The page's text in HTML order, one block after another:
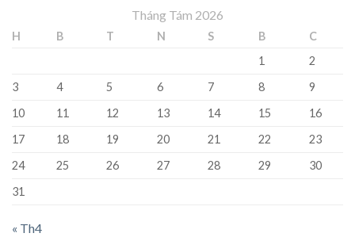
Tháng Tám 2026
H B T N S B
C
1
2
3
4 5 6 7 8
9
10
11 12 13 14 15
16
17
18 19 20 21 22
23
24
25 26 27 28 29
30
31
« Th4